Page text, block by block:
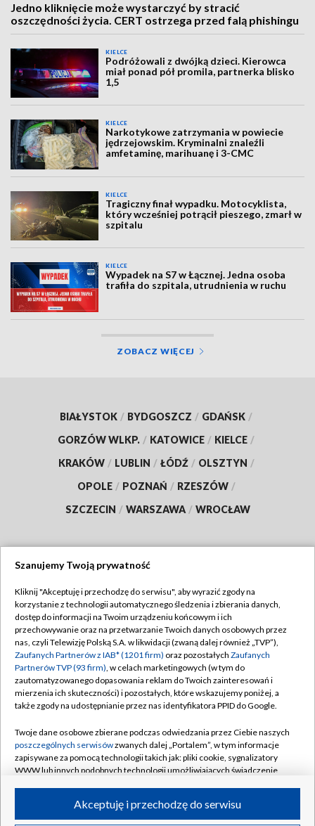
Jedno kliknięcie może wystarczyć by stracić
oszczędności życia. CERT ostrzega przed falą phishingu
KIELCE
Podróżowali z dwójką dzieci. Kierowca
miał ponad pół promila, partnerka blisko
1,5
KIELCE
Narkotykowe zatrzymania w powiecie
jędrzejowskim. Kryminalni znaleźli
amfetaminę, marihuanę i 3-CMC
KIELCE
Tragiczny finał wypadku. Motocyklista,
który wcześniej potrącił pieszego, zmarł w
szpitalu
KIELCE
Wypadek na S7 w Łącznej. Jedna osoba
trafiła do szpitala, utrudnienia w ruchu
ZOBACZ WIĘCEJ
BIAŁYSTOK / BYDGOSZCZ / GDAŃSK /
GORZÓW WLKP. / KATOWICE / KIELCE /
KRAKÓW / LUBLIN / ŁÓDŹ / OLSZTYN /
OPOLE / POZNAŃ / RZESZÓW /
SZCZECIN / WARSZAWA / WROCŁAW
TVP
Abonament TVP
Emisja w TVP
Centrum informacji TVP
Naziemna Telewizja Cyfrowa
Rada Programowa
System NOS
Informacje o nadawcy
Program dla prasy
Regulamin TVP
Polityka prywatności
Moje zgody
Pomoc
Kontakt
Kanały
Szanujemy Twoją prywatność
Kliknij "Akceptuję i przechodzę do serwisu", aby wyrazić zgody na
korzystanie z technologii automatycznego śledzenia i zbierania danych,
dostęp do informacji na Twoim urządzeniu końcowym i ich
przechowywanie oraz na przetwarzanie Twoich danych osobowych przez
nas, czyli Telewizję Polską S.A. w likwidacji (zwaną dalej również „TVP”),
Zaufanych Partnerów z IAB* (1201 firm) oraz pozostałych Zaufanych
Partnerów TVP (93 firm), w celach marketingowych (w tym do
zautomatyzowanego dopasowania reklam do Twoich zainteresowań i
mierzenia ich skuteczności) i pozostałych, które wskazujemy poniżej, a
także zgody na udostępnianie przez nas identyfikatora PPID do Google.
Twoje dane osobowe zbierane podczas odwiedzania przez Ciebie naszych
poszczególnych serwisówzwanych dalej „Portalem”, w tym informacje
zapisywane za pomocą technologii takich jak: pliki cookie, sygnalizatory
WWW lub innych podobnych technologii umożliwiających świadczenie
ruchu w Internecie.Akceptuję i przechodzę do serwisu